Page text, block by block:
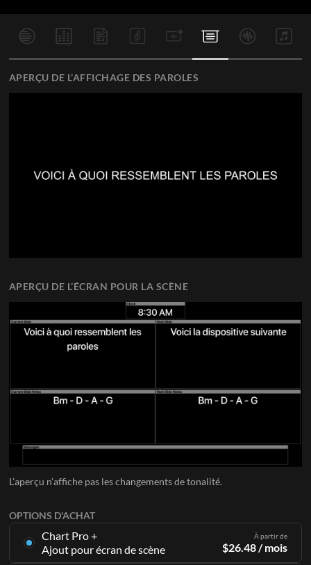
OPTIONS D'ACHAT
Chart Pro +
Ajout pour écran de scène
À partir de
$26.48/ mois
APERÇU DE L’AFFICHAGE DES PAROLES
APERÇU DE L’ÉCRAN POUR LA SCÈNE
L’aperçu n’affiche pas les changements de tonalité.